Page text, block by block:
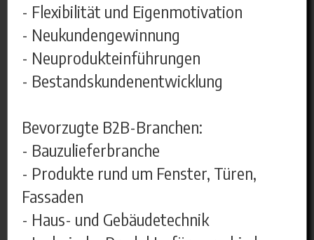
- Flexibilität und Eigenmotivation
- Neukundengewinnung
- Neuprodukteinführungen
- Bestandskundenentwicklung
Bevorzugte B2B-Branchen:
- Bauzulieferbranche
- Produkte rund um Fenster, Türen,
Fassaden
- Haus- und Gebäudetechnik